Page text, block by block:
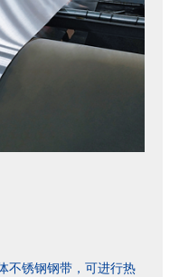
不锈钢钢带，可进行热